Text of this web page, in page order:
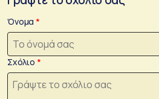
Όνομα
Σχόλιο